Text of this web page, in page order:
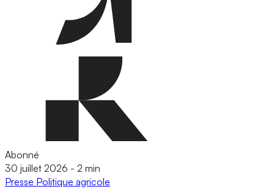
Abonné
30 juillet 2026 - 2 min
Presse Politique agricole